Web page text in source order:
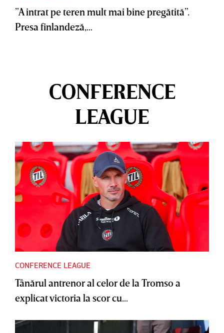
”A intrat pe teren mult mai bine pregătită”.
Presa finlandeză,...
CONFERENCE
LEAGUE
CONFERENCE LEAGUE
Tânărul antrenor al celor de la Tromso a
explicat victoria la scor cu...